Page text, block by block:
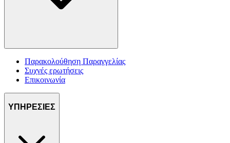
Παρακολούθηση Παραγγελίας
Συχνές ερωτήσεις
Επικοινωνία
ΥΠΗΡΕΣΙΕΣ